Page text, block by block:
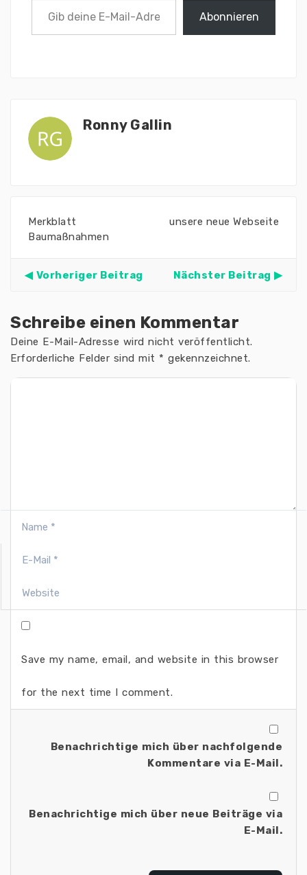
Abonnieren
Ronny Gallin
Merkblatt
Baumaßnahmen
unsere neue Webseite
Vorheriger Beitrag Nächster Beitrag
Schreibe einen Kommentar
Deine E-Mail-Adresse wird nicht veröffentlicht.
Erforderliche Felder sind mit * gekennzeichnet.
Save my name, email, and website in this browser
for the next time I comment.
Benachrichtige mich über nachfolgende
Kommentare via E-Mail.
Benachrichtige mich über neue Beiträge via
E-Mail.